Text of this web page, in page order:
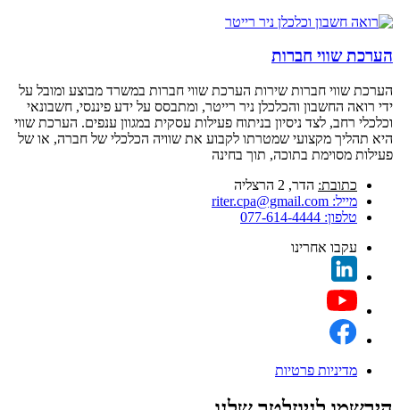
הערכת שווי חברות
הערכת שווי חברות שירות הערכת שווי חברות במשרד מבוצע ומובל על
ידי רואה החשבון והכלכלן ניר רייטר, ומתבסס על ידע פיננסי, חשבונאי
וכלכלי רחב, לצד ניסיון בניתוח פעילות עסקית במגוון ענפים. הערכת שווי
היא תהליך מקצועי שמטרתו לקבוע את שוויה הכלכלי של חברה, או של
פעילות מסוימת בתוכה, תוך בחינה
כתובת: הדר, 2 הרצליה
מייל:
טלפון:
עקבו אחרינו
מדיניות פרטיות